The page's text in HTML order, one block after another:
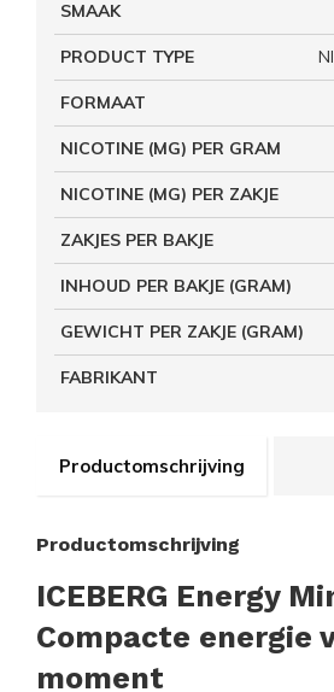
Productomschrijving
Productomschrijving
ICEBERG Energy
Compacte energie
moment
SMAAK
PRODUCT TYPE
FORMAAT
NICOTINE (MG) PER GRAM
NICOTINE (MG) PER ZAKJE
ZAKJES PER BAKJE
INHOUD PER BAKJE (GRAM)
GEWICHT PER ZAKJE (GRAM)
FABRIKANT